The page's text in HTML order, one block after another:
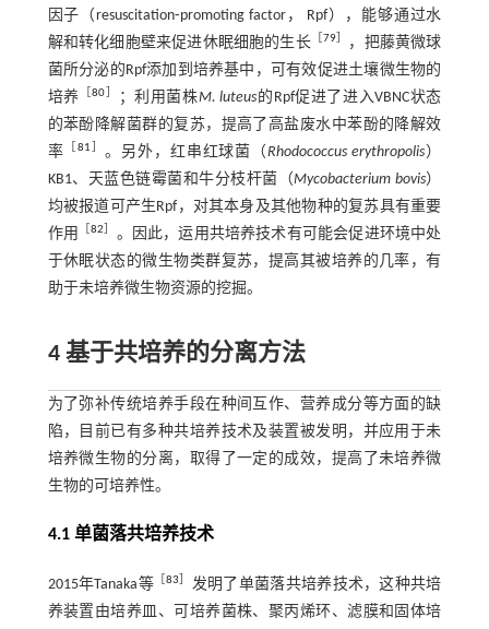
因子（resuscitation⁃promoting factor， Rpf），能够通过水
解和转化细胞壁来促进休眠细胞的生长［79
，把藤黄微球
菌所分泌的Rpf添加到培养基中，可有效促进土壤微生物的
培养
［80 ；利用菌株M. luteus 的Rpf促进了进入VBNC状态
的苯酚降解菌群的复苏，提高了高盐废水中苯酚的降解效
率
81 。另外，红串红球菌（Rhodococcus erythropolis ）
KB1、天蓝色链霉菌和牛分枝杆菌（Mycobacterium bovis）
均被报道可产生Rpf，对其本身及其他物种的复苏具有重要
作用
［82
。因此，运用共培养技术有可能会促进环境中处
于休眠状态的微生物类群复苏，提高其被培养的几率，有
助于未培养微生物资源的挖掘。
4 基于共培养的分离方法
为了弥补传统培养手段在种间互作、营养成分等方面的缺
陷，目前已有多种共培养技术及装置被发明，并应用于未
培养微生物的分离，取得了一定的成效，提高了未培养微
生物的可培养性。
4.1 单菌落共培养技术
2015年Tanaka等［83
发明了单菌落共培养技术，这种共培
养装置由培养皿、可培养菌株、聚丙烯环、滤膜和固体培